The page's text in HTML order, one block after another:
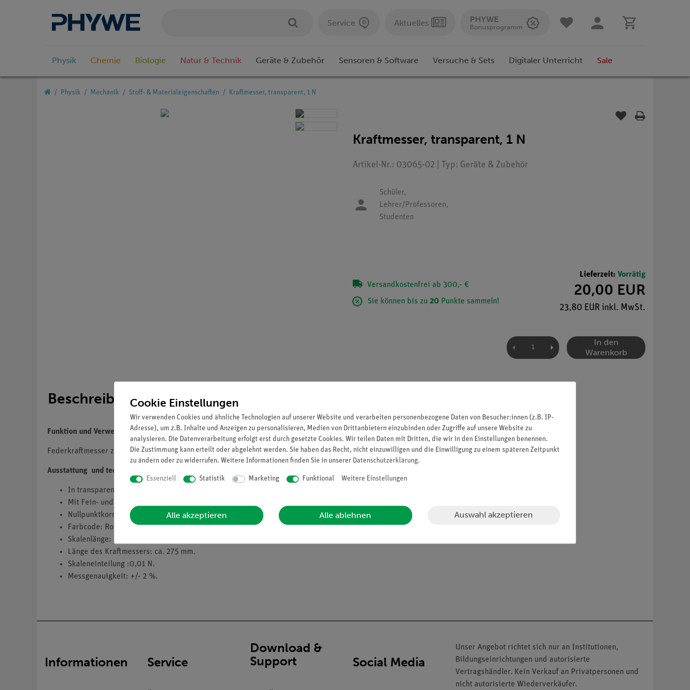
Service Aktuelles PHYWE
Bonusprogramm
Physik Chemie Biologie Natur & Technik Geräte & Zubehör Sensoren & Software Versuche & Sets Digitaler Unterricht Sale
Physik Mechanik Stoff- & Materialeigenschaften Kraftmesser, transparent, 1 N
Kraftmesser, transparent, 1 N
Artikel-Nr.: 03065-02 | Typ: Geräte & Zubehör
Schüler,
Lehrer/Professoren,
Studenten
Versandkostenfrei ab 300,- €
Sie können bis zu 20 Punkte sammeln!
Lieferzeit: Vorrätig
20,00 EUR
23,80 EUR inkl. MwSt.
In den
Warenkorb
Beschreibung
Funktion und Verwendung
Federkraftmesser zur quantitativen Bestimmung wirkender Kräfte sowie zur Demonstration von Aufbau und Funktionsweise.
Ausstattung und technische Daten
In transparenter Hülse mit Aufhänge- und Lasthaken.
Mit Fein- und Demonstrationsskale.
Nullpunktkorrektur und Überdehnungsschutz.
Farbcode: Rot.
Skalenlänge: ca. 105 mm.
Länge des Kraftmessers: ca. 275 mm.
Skaleneinteilung :0,01 N.
Messgenauigkeit: +/- 2 %.
Informationen Service
Download &
Support
Social Media
Unser Angebot richtet sich nur an Institutionen,
Bildungseinrichtungen und autorisierte
Vertragshändler. Kein Verkauf an Privatpersonen und
nicht autorisierte Wiederverkäufer.
Cookie Einstellungen
Wir verwenden Cookies und ähnliche Technologien auf unserer Website und verarbeiten personenbezogene Daten von Besucher:innen (z.B. IP-
Adresse), um z.B. Inhalte und Anzeigen zu personalisieren, Medien von Drittanbietern einzubinden oder Zugriffe auf unsere Website zu
analysieren. Die Datenverarbeitung erfolgt erst durch gesetzte Cookies. Wir teilen Daten mit Dritten, die wir in den Einstellungen benennen.
Die Zustimmung kann erteilt oder abgelehnt werden. Sie haben das Recht, nicht einzuwilligen und die Einwilligung zu einem späteren Zeitpunkt
zu ändern oder zu widerrufen. Weitere Informationen finden Sie in unserer Daten­schutz­erklärung.
Essenziell Statistik Marketing Funktional Weitere Einstellungen
Alle akzeptieren Alle ablehnen Auswahl akzeptieren